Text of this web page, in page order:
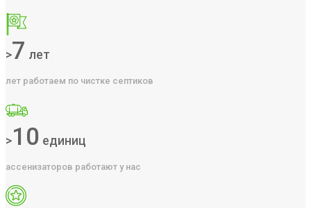
>7 лет
лет работаем по чистке септиков
>10 единиц
ассенизаторов работают у нас